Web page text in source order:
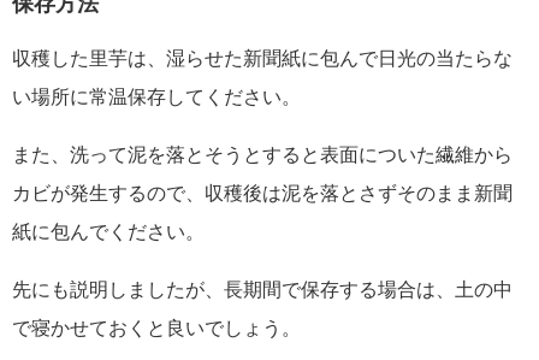
収穫した里芋は、湿らせた新聞紙に包んで日光の当たらな
い場所に常温保存してください。
また、洗って泥を落とそうとすると表面についた繊維から
カビが発生するので、収穫後は泥を落とさずそのまま新聞
紙に包んでください。
先にも説明しましたが、長期間で保存する場合は、土の中
で寝かせておくと良いでしょう。